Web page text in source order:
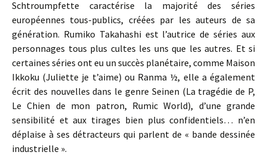
Schtroumpfette caractérise la majorité des séries
européennes tous-publics, créées par les auteurs de sa
génération. Rumiko Takahashi est l’autrice de séries aux
personnages tous plus cultes les uns que les autres. Et si
certaines séries ont eu un succès planétaire, comme Maison
Ikkoku (Juliette je t’aime) ou Ranma ½, elle a également
écrit des nouvelles dans le genre Seinen (La tragédie de P,
Le Chien de mon patron, Rumic World), d’une grande
sensibilité et aux tirages bien plus confidentiels… n’en
déplaise à ses détracteurs qui parlent de « bande dessinée
industrielle ».